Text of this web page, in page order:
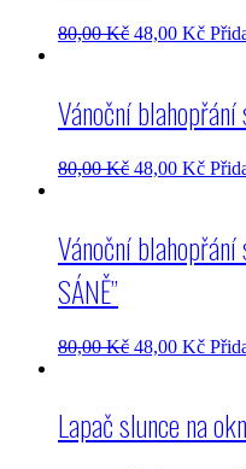
80,00Kč 48,00 Kč
Vánoční blahopřání
80,00Kč 48,00 Kč
Vánoční blahopřání
SÁNĚ”
80,00Kč 48,00 Kč
Lapač slunce na